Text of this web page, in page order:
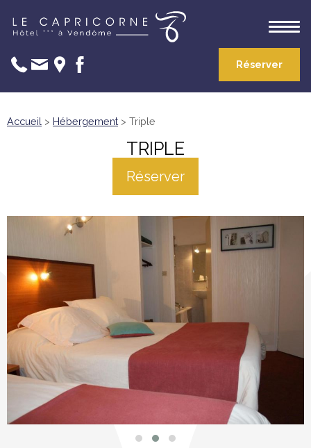
Réserver
Accueil > Hébergement > Triple
TRIPLE
Réserver